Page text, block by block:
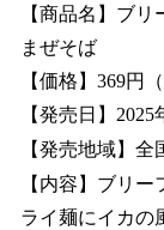
【商品名】ブ
まぜそば
【価格】369円
【発売日】2025
【発売地域】全
【内容】ブリ
ライ麺にイカの